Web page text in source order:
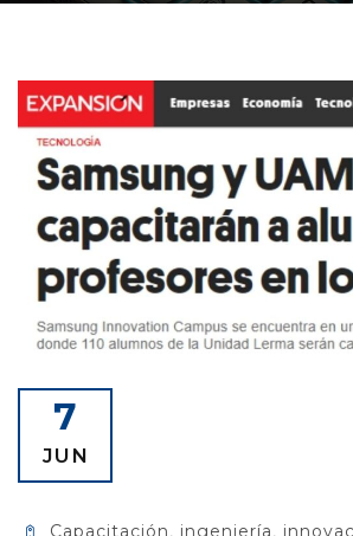
7
JUN
Capacitación, ingeniería,